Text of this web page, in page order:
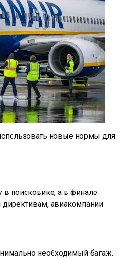
новые нормы для
в поисковике, а в финале
авиакомпании
необходимый багаж.